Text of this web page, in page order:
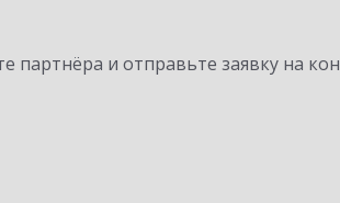
и отправьте заявку на